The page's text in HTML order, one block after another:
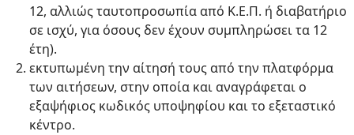
12, αλλιώς ταυτοπροσωπία από Κ.Ε.Π. ή διαβατήριο
σε ισχύ, για όσους δεν έχουν συμπληρώσει τα 12
έτη).
εκτυπωμένη την αίτησή τους από την πλατφόρμα
των αιτήσεων, στην οποία και αναγράφεται ο
εξαψήφιος κωδικός υποψηφίου και το εξεταστικό
κέντρο.